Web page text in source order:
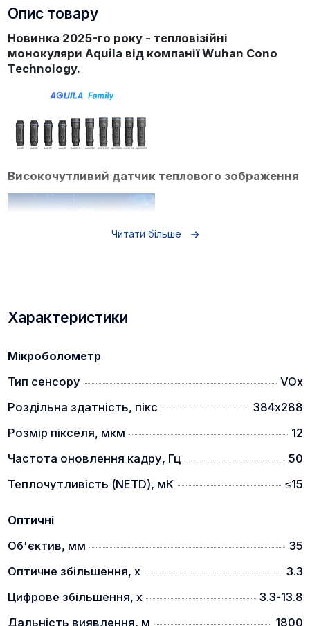
Опис товару
Новинка 2025-го року - тепловізійні
монокуляри Aquila від компанії Wuhan Cono
Technology.
Високочутливий датчик теплового зображення
датчик 15 мК NETD. Це забезпечує Aquila чудовим
розпізнаванням деталей, навіть коли тепловий
під час снігу, пилу, диму, туману та інших
знаходиться на корпусі біля операційних кнопок,
рукою. Дуже зручний як для правші, так і для лівші.
Підходить для носіїв окулярів
Читати більше
Характеристики
Мікроболометр
Тип сенсору
VOx
Роздільна здатність, пікс
384х288
Розмір пікселя, мкм
12
Частота оновлення кадру, Гц
50
Теплочутливість (NETD), мК
≤15
Оптичні
Об'єктив, мм
35
Оптичне збільшення, x
3.3
Цифрове збільшення, x
3.3-13.8
Дальність виявлення, м
1800